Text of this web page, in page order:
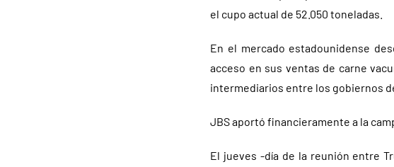
el cupo actual de 52.050 toneladas.
En el mercado estadounidense
acceso en sus ventas de carne
intermediarios entre los gobiernos
JBS aportó financieramente a la
El jueves -día de la reunión entre